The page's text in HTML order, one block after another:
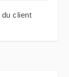
client